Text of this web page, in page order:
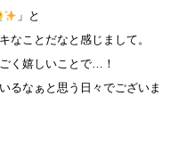
」と
なことだなと感じまして。
く嬉しいことで…！
るなぁと思う日々でございま